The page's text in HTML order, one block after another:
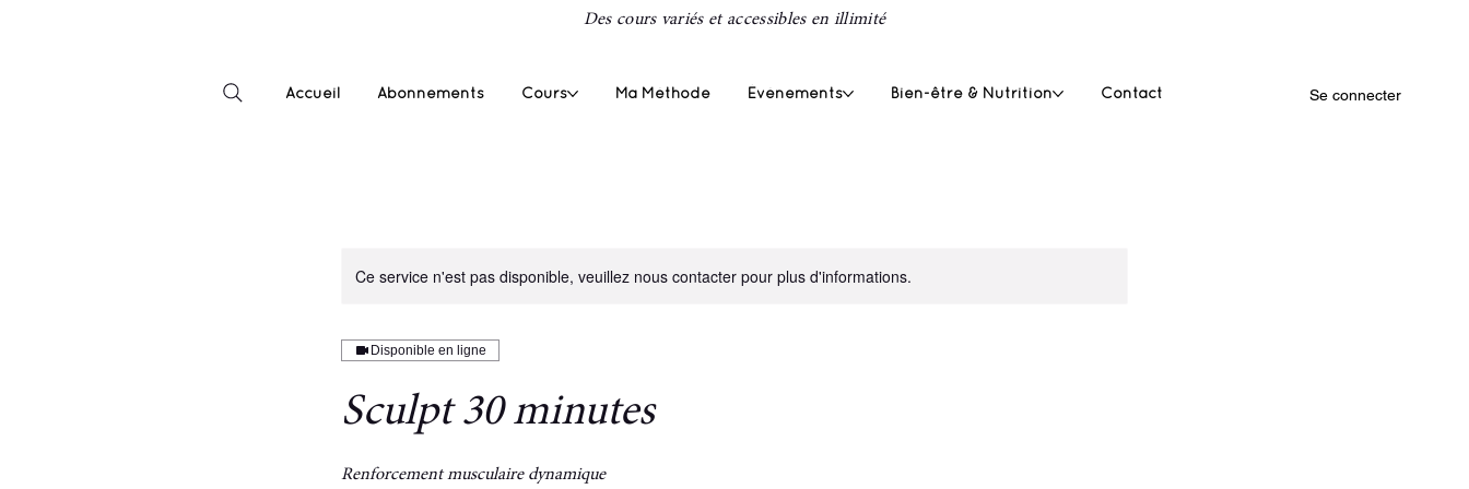
Des cours variés et accessibles en illimité
Accueil Abonnements Cours Ma Méthode Événements Bien-être & Nutrition Contact Se connecter
Ce service n'est pas disponible, veuillez nous contacter pour plus d'informations.
Disponible en ligne
Sculpt 30 minutes
Renforcement musculaire dynamique